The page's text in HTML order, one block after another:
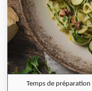
Temps de préparation